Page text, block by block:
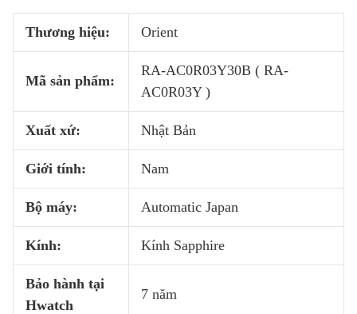
Thương hiệu: Orient
Mã sản phẩm:
RA-AC0R03Y30B ( RA-
AC0R03Y )
Xuất xứ: Nhật Bản
Giới tính: Nam
Bộ máy: Automatic Japan
Kính: Kính Sapphire
Bảo hành tại
Hwatch
7 năm